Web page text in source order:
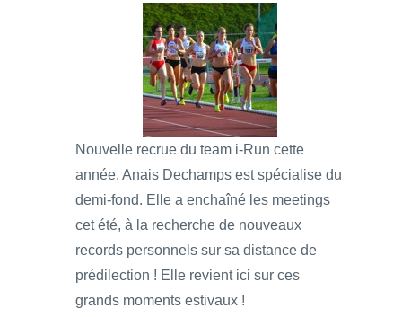
Nouvelle recrue du team i-Run cette
année, Anais Dechamps est spécialise du
demi-fond. Elle a enchaîné les meetings
cet été, à la recherche de nouveaux
records personnels sur sa distance de
prédilection ! Elle revient ici sur ces
grands moments estivaux !